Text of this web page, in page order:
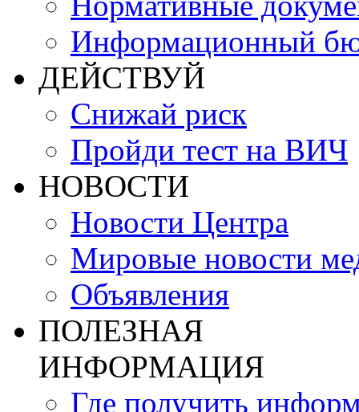
Информационный
ДЕЙСТВУЙ
Снижай риск
Пройди тест на ВИЧ
НОВОСТИ
Новости Центра
Мировые новости
Объявления
ПОЛЕЗНАЯ
ИНФОРМАЦИЯ
Где получить